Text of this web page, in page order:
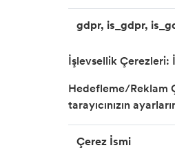
gdpr, is_gdpr,
İşlevsellik Çerezleri:
Hedefleme/Reklam
tarayıcınızın
Çerez İsmi